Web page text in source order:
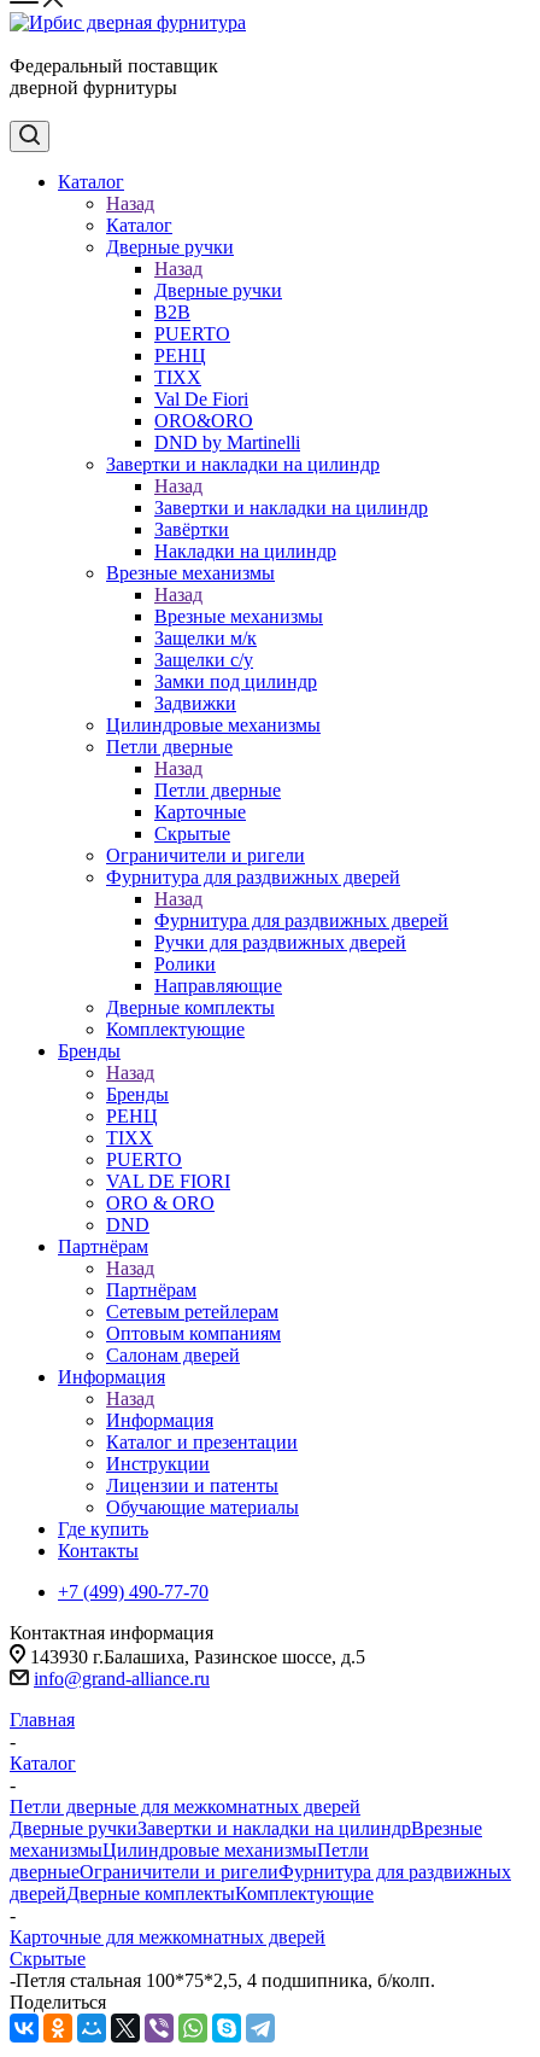
Федеральный поставщик
дверной фурнитуры
Каталог
Назад
Каталог
Дверные ручки
Назад
Дверные ручки
B2B
PUERTO
РЕНЦ
TIXX
Val De Fiori
ORO&ORO
DND by Martinelli
Завертки и накладки на цилиндр
Назад
Завертки и накладки на цилиндр
Завёртки
Накладки на цилиндр
Врезные механизмы
Назад
Врезные механизмы
Защелки м/к
Защелки с/у
Замки под цилиндр
Задвижки
Цилиндровые механизмы
Петли дверные
Назад
Петли дверные
Карточные
Скрытые
Ограничители и ригели
Фурнитура для раздвижных дверей
Назад
Фурнитура для раздвижных дверей
Ручки для раздвижных дверей
Ролики
Направляющие
Дверные комплекты
Комплектующие
Бренды
Назад
Бренды
РЕНЦ
TIXX
PUERTO
VAL DE FIORI
ORO & ORO
DND
Партнёрам
Назад
Партнёрам
Сетевым ретейлерам
Оптовым компаниям
Салонам дверей
Информация
Назад
Информация
Каталог и презентации
Инструкции
Лицензии и патенты
Обучающие материалы
Где купить
Контакты
+7 (499) 490-77-70
Контактная информация
143930 г.Балашиха, Разинское шоссе, д.5
info@grand-alliance.ru
Главная
-
Каталог
-
Петли дверные для межкомнатных дверей
Дверные ручкиЗавертки и накладки на цилиндрВрезные
механизмыЦилиндровые механизмыПетли
дверныеОграничители и ригелиФурнитура для раздвижных
дверейДверные комплектыКомплектующие
-
Карточные для межкомнатных дверей
Скрытые
-Петля стальная 100*75*2,5, 4 подшипника, б/колп.
Поделиться